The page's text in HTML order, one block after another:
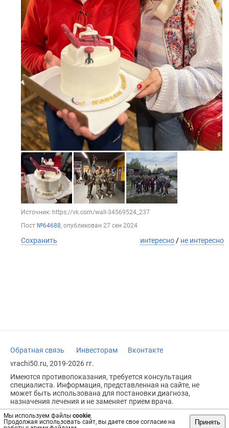
Мы используем файлы cookie.
Продолжая использовать сайт, вы даете свое согласие на
Принять
Источник: https://vk.com/wall-34569524_237
Пост №64688, опубликован 27 сен 2024
Сохранить интересно/ не интересно
Обратная связь Инвесторам
Вконтакте
vrachi50.ru, 2019-2026 гг.
Имеются противопоказания, требуется консультация
специалиста. Информация, представленная на сайте, не
может быть использована для постановки диагноза,
назначения лечения и не заменяет прием врача.
Возрастное ограничение: 18+